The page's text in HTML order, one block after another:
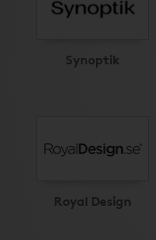
Synoptik
Royal Design